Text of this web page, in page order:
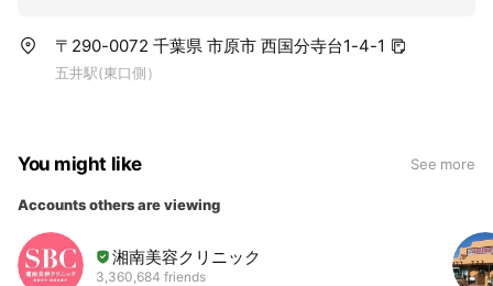
〒290-0072 千葉県 市原市 西国分寺台1-4-1
五井駅(東口側）
You might like See more
Accounts others are viewing
湘南美容クリニック
3,360,684 friends